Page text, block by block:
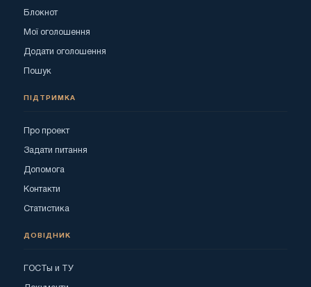
Блокнот
Мої оголошення
Додати оголошення
Пошук
ПІДТРИМКА
Про проект
Задати питання
Допомога
Контакти
Статистика
ДОВІДНИК
ГОСТы и ТУ